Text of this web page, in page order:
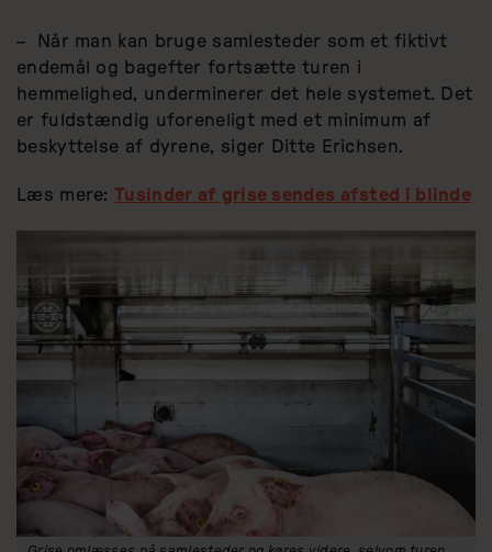
–
Når man kan bruge samlesteder som et fiktivt
endemål og bagefter fortsætte turen i
hemmelighed, underminerer det hele systemet. Det
er fuldstændig uforeneligt med et minimum af
beskyttelse af dyrene, siger Ditte Erichsen.
Læs mere: Tusinder af grise sendes afsted i blinde